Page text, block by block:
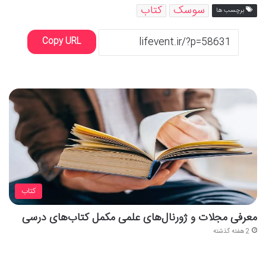
برچسب ها سوسک کتاب
Copy URL
کتاب
معرفی مجلات و ژورنال‌های علمی مکمل کتاب‌های درسی
2 هفته گذشته